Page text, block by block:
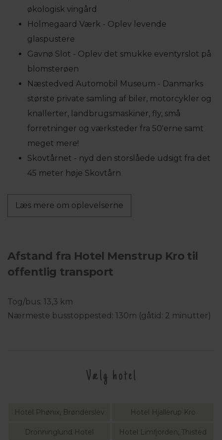
økologisk vingård
Holmegaard Værk - Oplev levende
glaspustere
Gavnø Slot - Oplev det smukke eventyrslot på
blomsterøen
Næstedved Automobil Museum - Danmarks
største private samling af biler, motorcykler og
knallerter, landbrugsmaskiner, fly, små
forretninger og værksteder fra 50'erne samt
meget mere!
Skovtårnet - nyd den storslåede udsigt fra det
45 meter høje Skovtårn
Læs mere om oplevelserne
Afstand fra Hotel Menstrup Kro til
offentlig transport
Tog/bus: 13,3 km
Nærmeste busstoppested: 130m (gåtid: 2 minutter)
Vælg hotel
Hotel Phønix, Brønderslev Hotel Hjallerup Kro
Dronninglund Hotel Hotel Limfjorden, Thisted